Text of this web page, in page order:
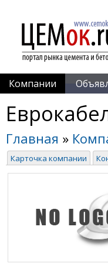
Компании
Главная »
Карточка компании